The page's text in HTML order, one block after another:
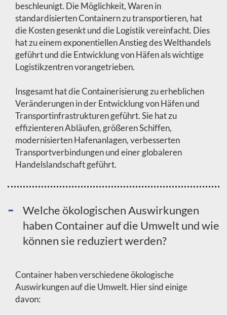
beschleunigt. Die Möglichkeit, Waren in
standardisierten Containern zu transportieren, hat
die Kosten gesenkt und die Logistik vereinfacht. Dies
hat zu einem exponentiellen Anstieg des Welthandels
geführt und die Entwicklung von Häfen als wichtige
Logistikzentren vorangetrieben.
Insgesamt hat die Containerisierung zu erheblichen
Veränderungen in der Entwicklung von Häfen und
Transportinfrastrukturen geführt. Sie hat zu
effizienteren Abläufen, größeren Schiffen,
modernisierten Hafenanlagen, verbesserten
Transportverbindungen und einer globaleren
Handelslandschaft geführt.
Welche ökologischen Auswirkungen
haben Container auf die Umwelt und wie
können sie reduziert werden?
Container haben verschiedene ökologische
Auswirkungen auf die Umwelt. Hier sind einige
davon: